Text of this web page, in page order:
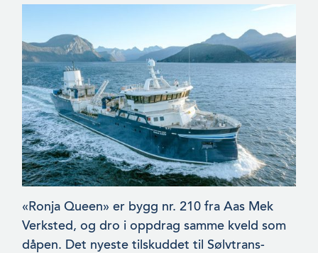
«Ronja Queen» er bygg nr. 210 fra Aas Mek
Verksted, og dro i oppdrag samme kveld som
dåpen. Det nyeste tilskuddet til Sølvtrans-